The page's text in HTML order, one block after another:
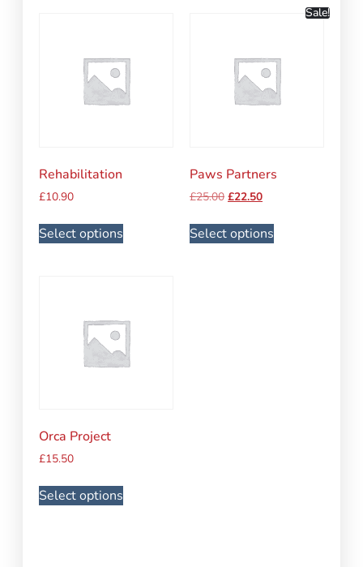
Rehabilitation
£10.90
Select options
Sale!
Paws Partners
£25.00 £22.50
Select options
Orca Project
£15.50
Select options